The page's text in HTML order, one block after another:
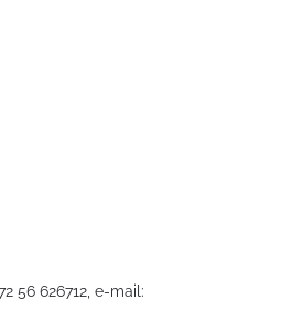
56 626712, e-mail: